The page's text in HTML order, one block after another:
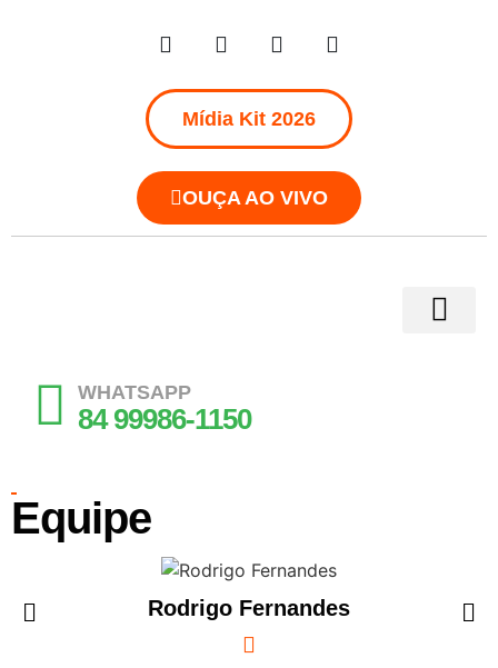
Mídia Kit 2026
OUÇA AO VIVO
WHATSAPP
84 99986-1150
Equipe
Rodrigo Fernandes